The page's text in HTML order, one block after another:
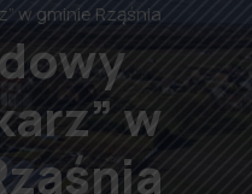
w gminie Rząśnia
w